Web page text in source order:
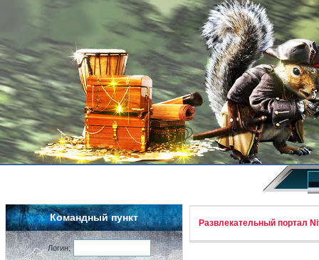
Командный пункт
Логин:
Развлекательный портал